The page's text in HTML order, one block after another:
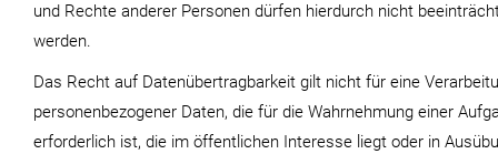
und Rechte anderer Personen dürfen hierdurch nicht
werden.
Das Recht auf Datenübertragbarkeit gilt nicht für eine
personenbezogener Daten, die für die Wahrnehmung einer
erforderlich ist, die im öffentlichen Interesse liegt oder in